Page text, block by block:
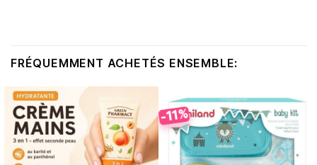
FRÉQUEMMENT ACHETÉS ENSEMBLE:
-11%